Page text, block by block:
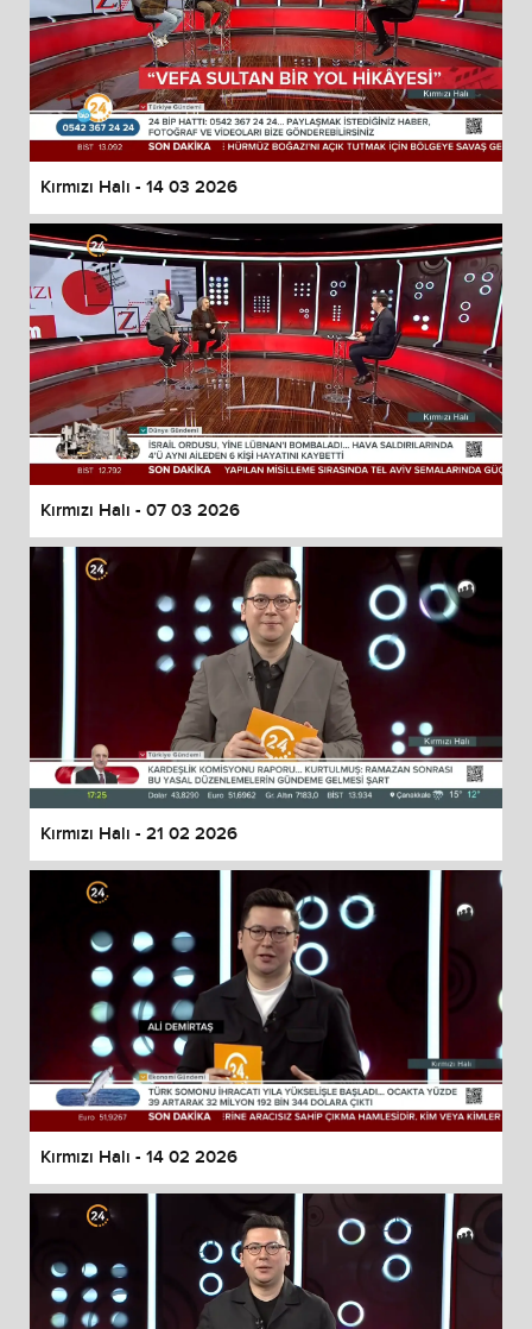
Kırmızı Halı - 14 03 2026
Kırmızı Halı - 07 03 2026
Kırmızı Halı - 21 02 2026
Kırmızı Halı - 14 02 2026